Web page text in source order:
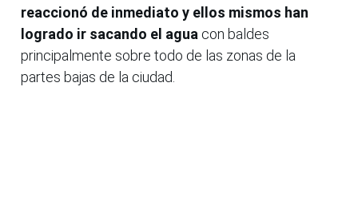
reaccionó de inmediato y ellos mismos han
logrado ir sacando el agua con baldes
principalmente sobre todo de las zonas de la
partes bajas de la ciudad.